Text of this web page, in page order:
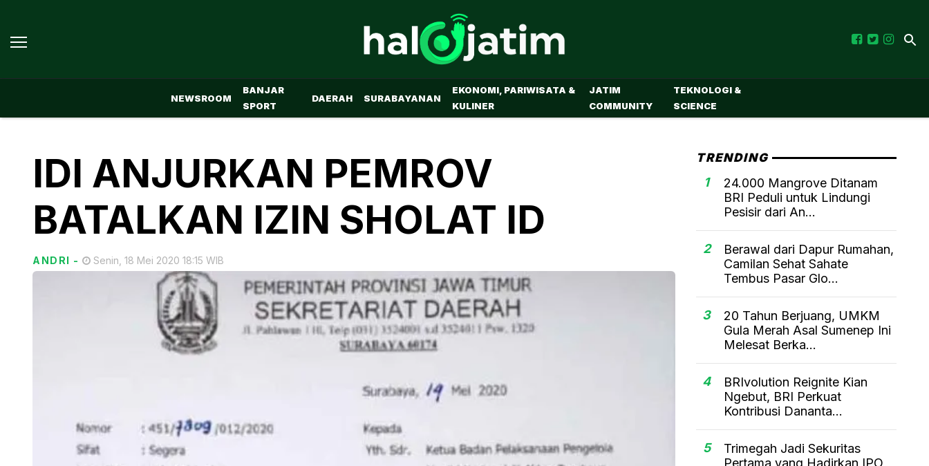
NEWSROOM
BANJAR
SPORT
DAERAH SURABAYANAN
EKONOMI, PARIWISATA &
KULINER
JATIM
COMMUNITY
TEKNOLOGI &
SCIENCE
IDI ANJURKAN PEMROV
BATALKAN IZIN SHOLAT ID
ANDRI - Senin, 18 Mei 2020 18:15 WIB
TRENDING
1
24.000 Mangrove Ditanam
BRI Peduli untuk Lindungi
Pesisir dari An...
2
Berawal dari Dapur Rumahan,
Camilan Sehat Sahate
Tembus Pasar Glo...
3
20 Tahun Berjuang, UMKM
Gula Merah Asal Sumenep Ini
Melesat Berka...
4
BRIvolution Reignite Kian
Ngebut, BRI Perkuat
Kontribusi Dananta...
5
Trimegah Jadi Sekuritas